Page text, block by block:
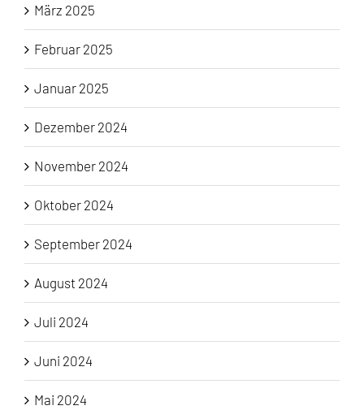
März 2025
Februar 2025
Januar 2025
Dezember 2024
November 2024
Oktober 2024
September 2024
August 2024
Juli 2024
Juni 2024
Mai 2024